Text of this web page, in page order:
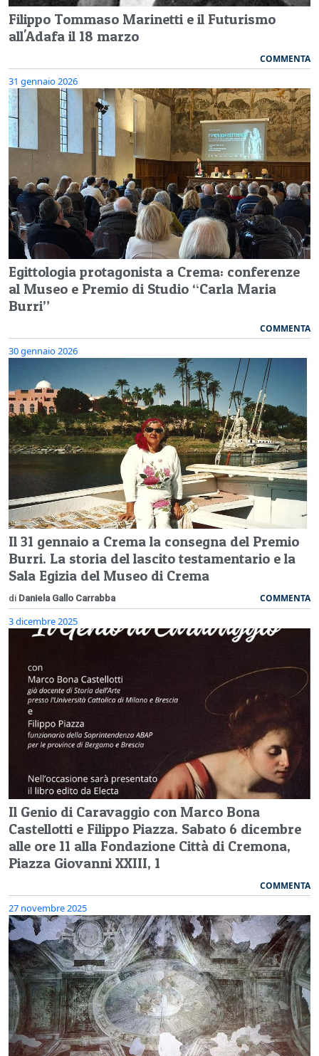
Filippo Tommaso Marinetti e il Futurismo
all'Adafa il 18 marzo
COMMENTA
31 gennaio 2026
Egittologia protagonista a Crema: conferenze
al Museo e Premio di Studio “Carla Maria
Burri”
COMMENTA
30 gennaio 2026
Il 31 gennaio a Crema la consegna del Premio
Burri. La storia del lascito testamentario e la
Sala Egizia del Museo di Crema
di Daniela Gallo Carrabba COMMENTA
3 dicembre 2025
Il Genio di Caravaggio con Marco Bona
Castellotti e Filippo Piazza. Sabato 6 dicembre
alle ore 11 alla Fondazione Città di Cremona,
Piazza Giovanni XXIII, 1
COMMENTA
27 novembre 2025